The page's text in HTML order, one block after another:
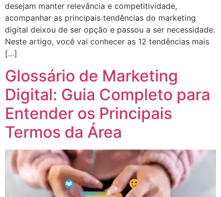
desejam manter relevância e competitividade,
acompanhar as principais tendências do marketing
digital deixou de ser opção e passou a ser necessidade.
Neste artigo, você vai conhecer as 12 tendências mais
[…]
Glossário de Marketing
Digital: Guia Completo para
Entender os Principais
Termos da Área